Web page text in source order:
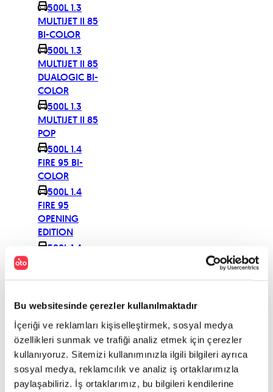
Bu websitesinde çerezler kullanılmaktadır
İçeriği ve reklamları kişiselleştirmek, sosyal medya
özellikleri sunmak ve trafiği analiz etmek için çerezler
kullanıyoruz. Sitemizi kullanımınızla ilgili bilgileri ayrıca
sosyal medya, reklamcılık ve analiz iş ortaklarımızla
paylaşabiliriz. İş ortaklarımız, bu bilgileri kendilerine
500L 1.3
MULTIJET II 85
BI-COLOR
500L 1.3
MULTIJET II 85
DUALOGIC BI-
COLOR
500L 1.3
MULTIJET II 85
POP
500L 1.4
FIRE 95 BI-
COLOR
500L 1.4
FIRE 95
OPENING
EDITION
500L 1.4
500L 1.4
500L 1.6
MULTIJET II
105 BEATS
EDITION
500L 1.6